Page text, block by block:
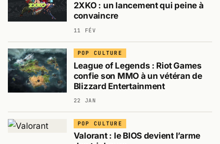
2XKO : un lancement qui peine à
convaincre
11 FÉV
POP CULTURE
League of Legends : Riot Games
confie son MMO à un vétéran de
Blizzard Entertainment
22 JAN
POP CULTURE
Valorant : le BIOS devient l’arme